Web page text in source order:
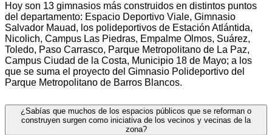
Hoy son 13 gimnasios más construidos en distintos puntos
del departamento: Espacio Deportivo Viale, Gimnasio
Salvador Mauad, los polideportivos de Estación Atlántida,
Nicolich, Campus Las Piedras, Empalme Olmos, Suárez,
Toledo, Paso Carrasco, Parque Metropolitano de La Paz,
Campus Ciudad de la Costa, Municipio 18 de Mayo; a los
que se suma el proyecto del Gimnasio Polideportivo del
Parque Metropolitano de Barros Blancos.
¿Sabías que muchos de los espacios públicos que se reforman o
construyen surgen como iniciativa de los vecinos y vecinas de la
zona?